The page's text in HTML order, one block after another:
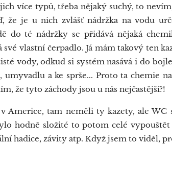
více typů, třeba nějaký suchý, to
že je u nich zvlášť nádržka na vodu
do té nádržky se přidává nějaká
vlastní čerpadlo. Já mám takový ten
vody, odkud si systém nasává i do
a ke sprše... Proto ta chemie
že tyto záchody jsou u nás nejčastější?!
Americe, tam neměli ty kazety, ale WC
hodně složité to potom celé vypouštět
hadice, závity atp. Když jsem to viděl,